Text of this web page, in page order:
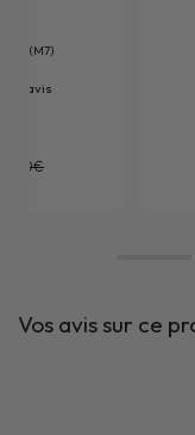
(M7)
avis
Vos avis sur ce